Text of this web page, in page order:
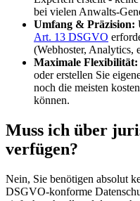
bei vielen Anwalts-
Umfang & Präzision:
Art. 13 DSGVO
(Webhoster, Analytics,
Maximale Flexibilität:
oder erstellen Sie
noch die meisten
können.
Muss ich über
verfügen?
Nein, Sie benötigen absolut
DSGVO-konforme